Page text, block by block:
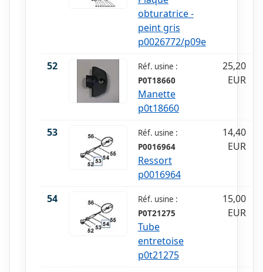
obturatrice -
peint gris
p0026772/p09e
52
Réf. usine :
P0T18660
Manette
p0t18660
25,20
EUR
53
Réf. usine :
P0016964
Ressort
p0016964
14,40
EUR
54
Réf. usine :
P0T21275
Tube
entretoise
p0t21275
15,00
EUR